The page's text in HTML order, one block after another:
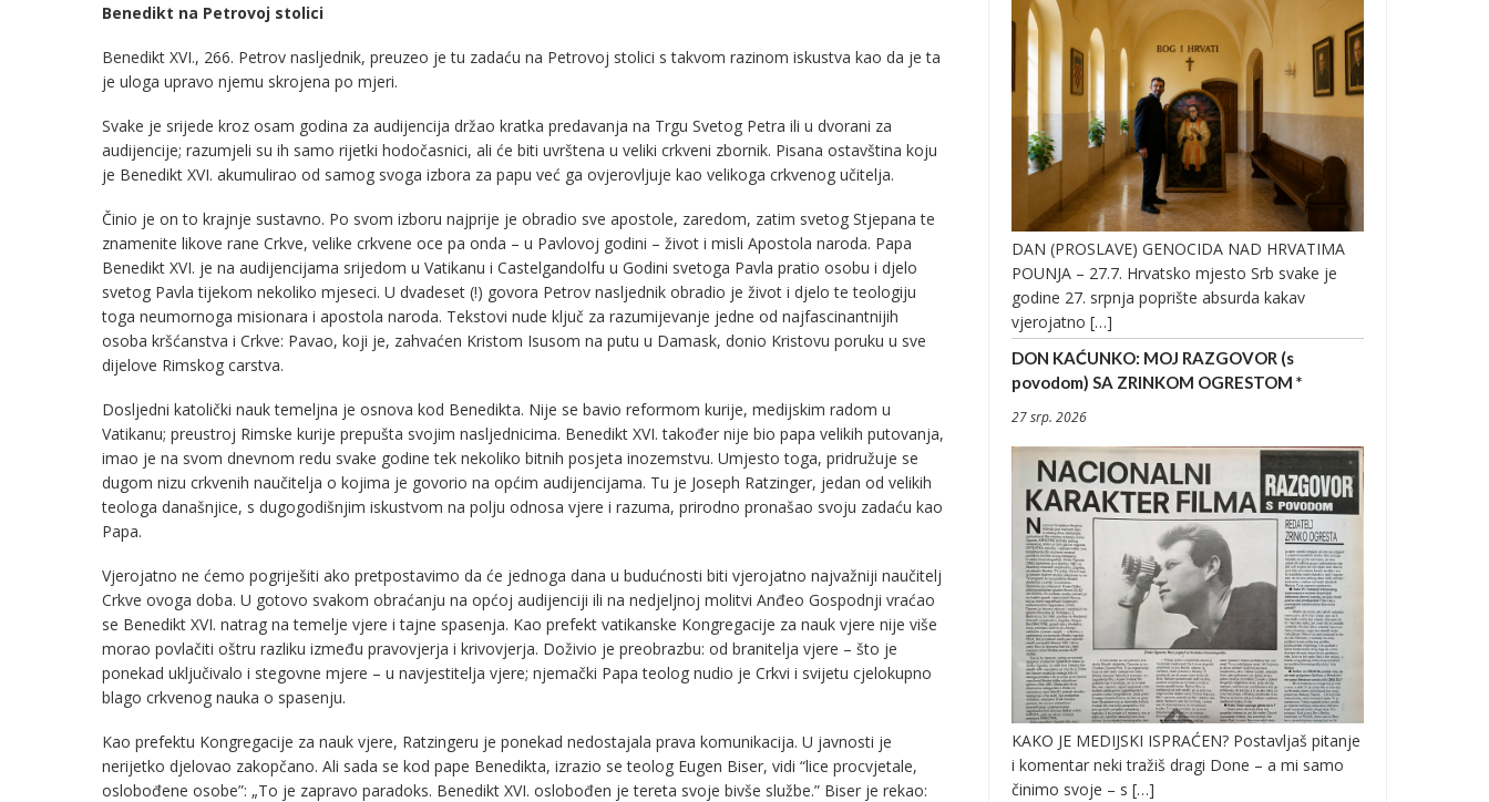
Benedikt na Petrovoj stolici
Benedikt XVI., 266. Petrov nasljednik, preuzeo je tu zadaću na Petrovoj stolici s takvom razinom iskustva kao da je ta
je uloga upravo njemu skrojena po mjeri.
Svake je srijede kroz osam godina za audijencija držao kratka predavanja na Trgu Svetog Petra ili u dvorani za
audijencije; razumjeli su ih samo rijetki hodočasnici, ali će biti uvrštena u veliki crkveni zbornik. Pisana ostavština koju
je Benedikt XVI. akumulirao od samog svoga izbora za papu već ga ovjerovljuje kao velikoga crkvenog učitelja.
Činio je on to krajnje sustavno. Po svom izboru najprije je obradio sve apostole, zaredom, zatim svetog Stjepana te
znamenite likove rane Crkve, velike crkvene oce pa onda – u Pavlovoj godini – život i misli Apostola naroda. Papa
Benedikt XVI. je na audijencijama srijedom u Vatikanu i Castelgandolfu u Godini svetoga Pavla pratio osobu i djelo
svetog Pavla tijekom nekoliko mjeseci. U dvadeset (!) govora Petrov nasljednik obradio je život i djelo te teologiju
toga neumornoga misionara i apostola naroda. Tekstovi nude ključ za razumijevanje jedne od najfascinantnijih
osoba kršćanstva i Crkve: Pavao, koji je, zahvaćen Kristom Isusom na putu u Damask, donio Kristovu poruku u sve
dijelove Rimskog carstva.
Dosljedni katolički nauk temeljna je osnova kod Benedikta. Nije se bavio reformom kurije, medijskim radom u
Vatikanu; preustroj Rimske kurije prepušta svojim nasljednicima. Benedikt XVI. također nije bio papa velikih putovanja,
imao je na svom dnevnom redu svake godine tek nekoliko bitnih posjeta inozemstvu. Umjesto toga, pridružuje se
dugom nizu crkvenih naučitelja o kojima je govorio na općim audijencijama. Tu je Joseph Ratzinger, jedan od velikih
teologa današnjice, s dugogodišnjim iskustvom na polju odnosa vjere i razuma, prirodno pronašao svoju zadaću kao
Papa.
Vjerojatno ne ćemo pogriješiti ako pretpostavimo da će jednoga dana u budućnosti biti vjerojatno najvažniji naučitelj
Crkve ovoga doba. U gotovo svakom obraćanju na općoj audijenciji ili na nedjeljnoj molitvi Anđeo Gospodnji vraćao
se Benedikt XVI. natrag na temelje vjere i tajne spasenja. Kao prefekt vatikanske Kongregacije za nauk vjere nije više
morao povlačiti oštru razliku između pravovjerja i krivovjerja. Doživio je preobrazbu: od branitelja vjere – što je
ponekad uključivalo i stegovne mjere – u navjestitelja vjere; njemački Papa teolog nudio je Crkvi i svijetu cjelokupno
blago crkvenog nauka o spasenju.
Kao prefektu Kongregacije za nauk vjere, Ratzingeru je ponekad nedostajala prava komunikacija. U javnosti je
nerijetko djelovao zakopčano. Ali sada se kod pape Benedikta, izrazio se teolog Eugen Biser, vidi “lice procvjetale,
oslobođene osobe”: „To je zapravo paradoks. Benedikt XVI. oslobođen je tereta svoje bivše službe.” Biser je rekao:
DAN (PROSLAVE) GENOCIDA NAD HRVATIMA
POUNJA – 27.7. Hrvatsko mjesto Srb svake je
godine 27. srpnja poprište absurda kakav
vjerojatno […]
DON KAĆUNKO: MOJ RAZGOVOR (s
povodom) SA ZRINKOM OGRESTOM *
27 srp. 2026
KAKO JE MEDIJSKI ISPRAĆEN? Postavljaš pitanje
i komentar neki tražiš dragi Done – a mi samo
činimo svoje – s […]